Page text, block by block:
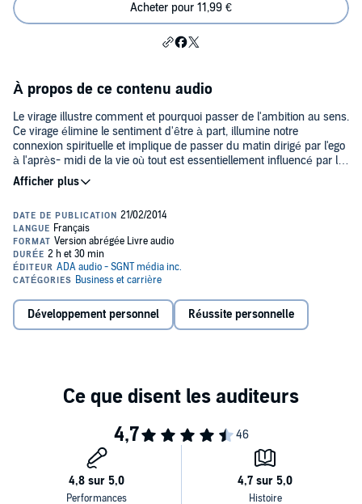
Acheter pour 11,99 €
À propos de ce contenu audio
Le virage illustre comment et pourquoi passer de l'ambition au sens.
Ce virage élimine le sentiment d'être à part, illumine notre
connexion spirituelle et implique de passer du matin dirigé par l'ego
à l'après- midi de la vie où tout est essentiellement influencé par le
sens. En quittant le matin de notre vie, où l'ego a joué un rôle de
premier plan, pour entrer dans l'après-midi (et le soir), là où le sens
circonstances inattendues qui accompagnent cette nouvelle
direction. C'est presque une loi universelle de faire alors l'expérience
d'une chute sous une forme ou une autre.
Toutefois, ces périodes creuses génèrent l'énergie nécessaire pour
nous éloigner de l'ego afin d'entrer dans une vie ayant un but. Le
vers quelque chose de nouveau. Prendre l'engagement de baser
notre vie sur le sens et la raison d'être plutôt que sur les exigences
notre retour à la Source qui nous a créés.©2006 Wayne W. Dyer,
2010 Éditions ADA inc., 2011 ADA Audio - SGNT média inc. (P)2011
Développement personnel Réussite personnelle